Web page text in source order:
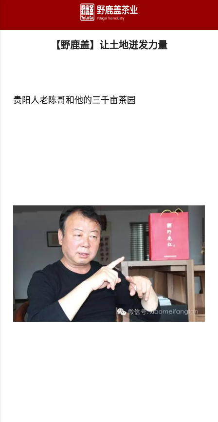
跳至主要内容
【野鹿盖】让土地迸发力量
贵阳人老陈哥和他的三千亩茶园